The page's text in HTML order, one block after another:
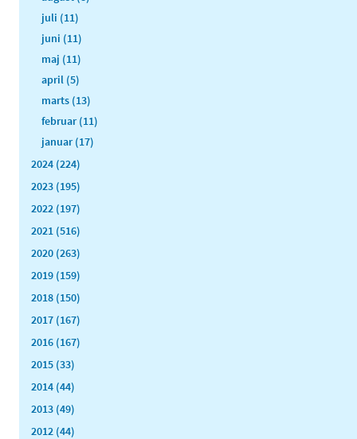
juli (11)
juni (11)
maj (11)
april (5)
marts (13)
februar (11)
januar (17)
2024 (224)
2023 (195)
2022 (197)
2021 (516)
2020 (263)
2019 (159)
2018 (150)
2017 (167)
2016 (167)
2015 (33)
2014 (44)
2013 (49)
2012 (44)